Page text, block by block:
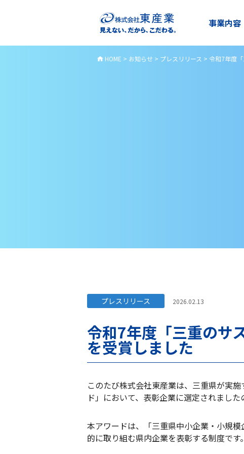
事業内容
HOME > お知らせ > プレスリリース > 令和7年度
プレスリリース 2026.02.13
令和7年度「三重のサ
を受賞しました
このたび株式会社東産業は、三重県が実
ド」において、表彰企業に選定されました
本アワードは、「三重県中小企業・小規
的に取り組む県内企業を表彰する制度です。